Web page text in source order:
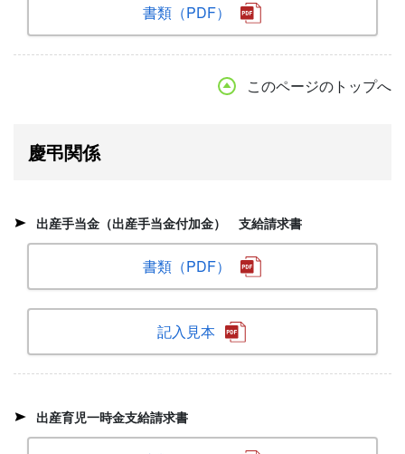
書類（PDF）
このページのトップへ
慶弔関係
出産手当金（出産手当金付加金） 支給請求書
書類（PDF）
記入見本
出産育児一時金支給請求書